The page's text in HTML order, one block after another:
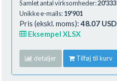
Samlet antal virksomheder:20'333
Unikke e-mails:19'901
Pris (ekskl. moms):48.07 USD
Eksempel XLSX
detaljer Tilføj til kurv